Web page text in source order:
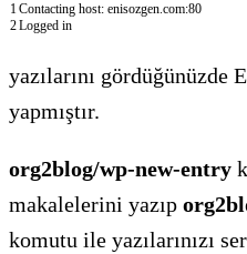
1
2
Contacting host: enisozgen.com:80
Logged in
yazılarını gördüğünüzde
yapmıştır.
org2blog/wp-new-entry
makalelerini yazıp
komutu ile yazılarınızı